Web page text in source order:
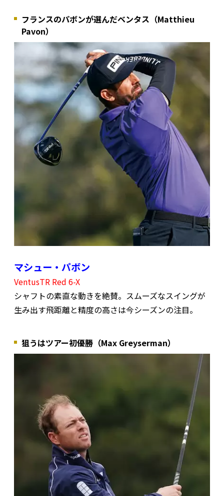
フランスのパボンが選んだベンタス（Matthieu
Pavon）
マシュー・パボン
VentusTR Red 6-X
シャフトの素直な動きを絶賛。スムーズなスイングが
生み出す飛距離と精度の高さは今シーズンの注目。
狙うはツアー初優勝（Max Greyserman）